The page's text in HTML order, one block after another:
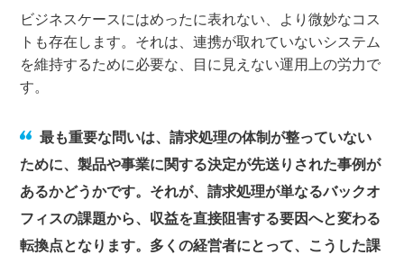
ビジネスケースにはめったに表れない、より微妙なコス
トも存在します。それは、連携が取れていないシステム
を維持するために必要な、目に見えない運用上の労力で
す。
最も重要な問いは、請求処理の体制が整っていない
ために、製品や事業に関する決定が先送りされた事例が
あるかどうかです。それが、請求処理が単なるバックオ
フィスの課題から、収益を直接阻害する要因へと変わる
転換点となります。多くの経営者にとって、こうした課